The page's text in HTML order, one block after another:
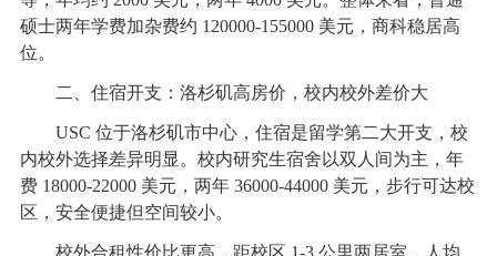
硕士两年学费加杂费约 120000-155000 美元，商科稳居高
位。
二、住宿开支：洛杉矶高房价，校内校外差价大
USC 位于洛杉矶市中心，住宿是留学第二大开支，校
内校外选择差异明显。校内研究生宿舍以双人间为主，年
费 18000-22000 美元，两年 36000-44000 美元，步行可达校
区，安全便捷但空间较小。